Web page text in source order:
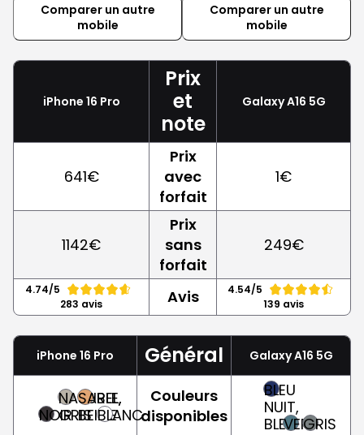
Comparer un autre
mobile
Comparer un autre
mobile
iPhone 16 Pro
Prix
et
note
Galaxy A16 5G
641€
Prix
avec
forfait
1€
1142€
Prix
sans
forfait
249€
4.74/5
283 avis
Avis
4.54/5
139 avis
iPhone 16 Pro Général Galaxy A16 5G
NOIR
NATUREL,
GRIS
SABLE,
BEIGEBLANC
Couleurs
disponibles
BLEU
NUIT,
BLEUVERTGRIS